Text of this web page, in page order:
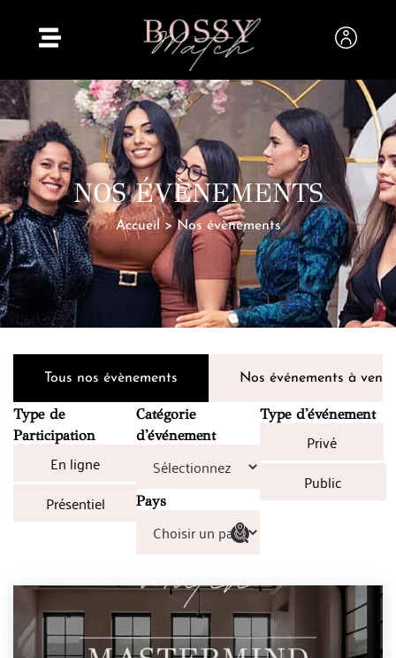
NOS ÉVÈNEMENTS
Accueil > Nos évènements
Tous nos évènements Nos événements à venir
Type de
Participation
En ligne
Présentiel
Catégorie
d'événement
Pays
Type d'événement
Privé
Public